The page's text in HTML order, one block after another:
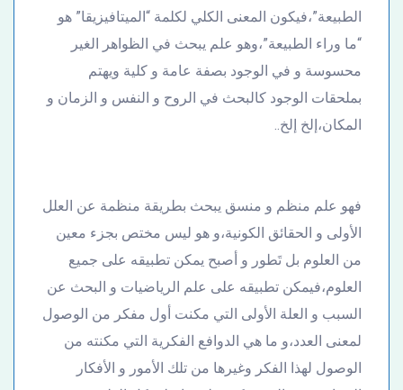
الطبيعة”،فيكون المعنى الكلي لكلمة “الميتافيزيقا” هو
“ما وراء الطبيعة”،وهو علم يبحث في الظواهر الغير
محسوسة و في الوجود بصفة عامة و كلية ويهتم
بملحقات الوجود كالبحث في الروح و النفس و الزمان و
المكان،إلخ إلخ..
فهو علم منظم و منسق يبحث بطريقة منظمة عن العلل
الأولى و الحقائق الكونية،و هو ليس مختص بجزء معين
من العلوم بل تَطور و أصبح يمكن تطبيقه على جميع
العلوم،فيمكن تطبيقه على علم الرياضيات و البحث عن
السبب و العلة الأولى التي مكنت أول مفكر من الوصول
لمعنى العدد،و ما هي الدوافع الفكرية التي مكنته من
الوصول لهذا الفكر وغيرها من تلك الأمور و الأفكار